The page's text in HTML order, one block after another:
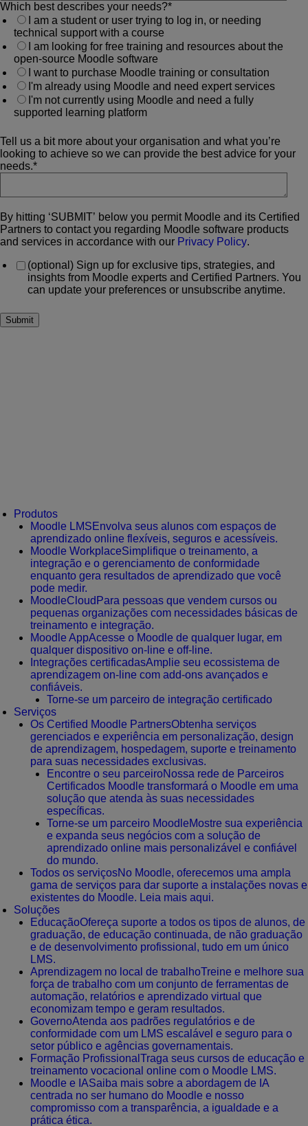
Which best describes your needs?*
I am a student or user trying to log in, or needing
technical support with a course
I am looking for free training and resources about the
open-source Moodle software
I want to purchase Moodle training or consultation
I'm already using Moodle and need expert services
I'm not currently using Moodle and need a fully
supported learning platform
Tell us a bit more about your organisation and what you’re
looking to achieve so we can provide the best advice for your
needs.*
By hitting ‘SUBMIT’ below you permit Moodle and its Certified
Partners to contact you regarding Moodle software products
and services in accordance with our Privacy Policy.
(optional) Sign up for exclusive tips, strategies, and
insights from Moodle experts and Certified Partners. You
can update your preferences or unsubscribe anytime.
Produtos
Moodle LMS Envolva seus alunos com espaços de
aprendizado online flexíveis, seguros e acessíveis.
Moodle WorkplaceSimplifique o treinamento, a
integração e o gerenciamento de conformidade
enquanto gera resultados de aprendizado que você
pode medir.
MoodleCloud Para pessoas que vendem cursos ou
pequenas organizações com necessidades básicas de
treinamento e integração.
Moodle AppAcesse o Moodle de qualquer lugar, em
qualquer dispositivo on-line e off-line.
Integrações certificadasAmplie seu ecossistema de
aprendizagem on-line com add-ons avançados e
confiáveis.
Torne-se um parceiro de integração certificado
Serviços
Os Certified Moodle PartnersObtenha serviços
gerenciados e experiência em personalização, design
de aprendizagem, hospedagem, suporte e treinamento
para suas necessidades exclusivas.
Encontre o seu parceiroNossa rede de Parceiros
Certificados Moodle transformará o Moodle em uma
solução que atenda às suas necessidades
específicas.
Torne-se um parceiro MoodleMostre sua experiência
e expanda seus negócios com a solução de
aprendizado online mais personalizável e confiável
do mundo.
Todos os serviçosNo Moodle, oferecemos uma ampla
gama de serviços para dar suporte a instalações novas e
existentes do Moodle. Leia mais aqui.
Soluções
EducaçãoOfereça suporte a todos os tipos de alunos, de
graduação, de educação continuada, de não graduação
e de desenvolvimento profissional, tudo em um único
LMS.
Aprendizagem no local de trabalhoTreine e melhore sua
força de trabalho com um conjunto de ferramentas de
automação, relatórios e aprendizado virtual que
economizam tempo e geram resultados.
GovernoAtenda aos padrões regulatórios e de
conformidade com um LMS escalável e seguro para o
setor público e agências governamentais.
Formação Profissional Traga seus cursos de educação e
treinamento vocacional online com o Moodle LMS.
Moodle e IASaiba mais sobre a abordagem de IA
centrada no ser humano do Moodle e nosso
compromisso com a transparência, a igualdade e a
prática ética.